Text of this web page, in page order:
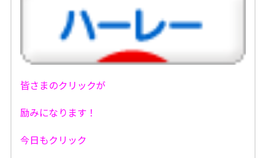
皆さまのクリックが
励みになります！
今日もクリック